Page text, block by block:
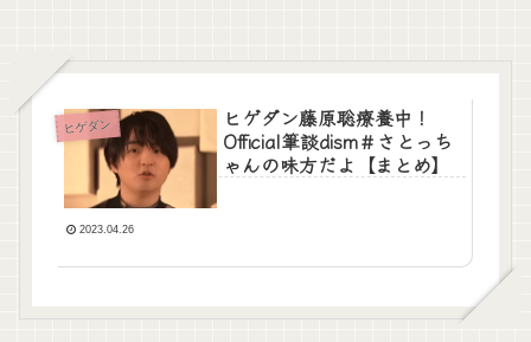
ヒゲダン
ヒゲダン藤原聡療養中！
Official筆談dism＃さとっち
ゃんの味方だよ【まとめ】
2023.04.26